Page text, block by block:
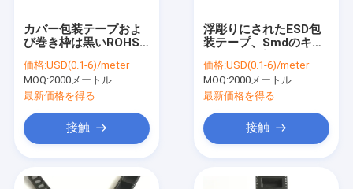
カバー包装テープおよ
び巻き枠は黒いROHS
した
価格:USD(0.1-6)/meter
MOQ:2000メートル
最新価格を得る
接触
浮彫りにされたESD包
装テープ、Smdのキャ
24mm 32mm
価格:USD(0.1-6)/meter
MOQ:2000メートル
最新価格を得る
接触